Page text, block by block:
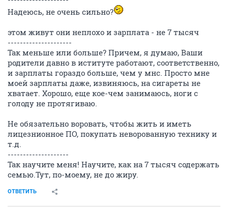
Надеюсь, не очень сильно?
этом живут они неплохо и зарплата - не 7 тысяч
---------------------
Так меньше или больше? Причем, я думаю, Ваши
родители давно в иституте работают, соответственно,
и зарплаты гораздо больше, чем у мнс. Просто мне
моей зарплаты даже, извиняюсь, на сигареты не
хватает. Хорошо, еще кое-чем занимаюсь, ноги с
голоду не протягиваю.
Не обязательно воровать, чтобы жить и иметь
лицезнионное ПО, покупать неворованную технику и
т.д.
--------------------
Так научите меня! Научите, как на 7 тысяч содержать
семью.Тут, по-моему, не до жиру.
ОТВЕТИТЬ